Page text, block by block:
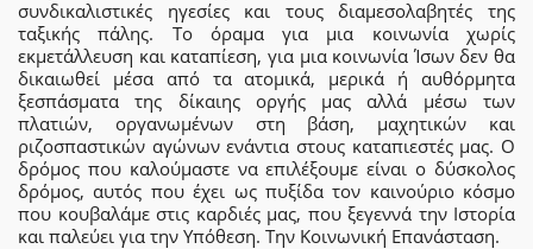
συνδικαλιστικές ηγεσίες και τους διαμεσολαβητές της
ταξικής πάλης. Το όραμα για μια κοινωνία χωρίς
εκμετάλλευση και καταπίεση, για μια κοινωνία Ίσων δεν θα
δικαιωθεί μέσα από τα ατομικά, μερικά ή αυθόρμητα
ξεσπάσματα της δίκαιης οργής μας αλλά μέσω των
πλατιών, οργανωμένων στη βάση, μαχητικών και
ριζοσπαστικών αγώνων ενάντια στους καταπιεστές μας. Ο
δρόμος που καλούμαστε να επιλέξουμε είναι ο δύσκολος
δρόμος, αυτός που έχει ως πυξίδα τον καινούριο κόσμο
που κουβαλάμε στις καρδιές μας, που ξεγεννά την Ιστορία
και παλεύει για την Υπόθεση. Την Κοινωνική Επανάσταση.